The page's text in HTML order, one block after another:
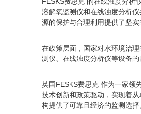
溶解氧监测仪和在线浊度分析
源的保护与合理利用提供了坚实
在政策层面，国家对水环境治
测仪、在线浊度分析仪等设备
英国FESKS费思克 作为一家领
技术创新和政策驱动，实现着
构提供了可靠且经济的监测选择